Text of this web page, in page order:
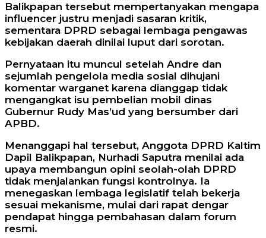
Balikpapan tersebut mempertanyakan mengapa
influencer justru menjadi sasaran kritik,
sementara DPRD sebagai lembaga pengawas
kebijakan daerah dinilai luput dari sorotan.
Pernyataan itu muncul setelah Andre dan
sejumlah pengelola media sosial dihujani
komentar warganet karena dianggap tidak
mengangkat isu pembelian mobil dinas
Gubernur Rudy Mas’ud yang bersumber dari
APBD.
Menanggapi hal tersebut, Anggota DPRD Kaltim
Dapil Balikpapan, Nurhadi Saputra menilai ada
upaya membangun opini seolah-olah DPRD
tidak menjalankan fungsi kontrolnya. Ia
menegaskan lembaga legislatif telah bekerja
sesuai mekanisme, mulai dari rapat dengar
pendapat hingga pembahasan dalam forum
resmi.